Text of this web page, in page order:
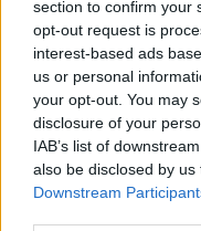
section to confirm your
opt-out request is
interest-based ads
us or personal
your opt-out. You may
disclosure of your
IAB’s list of
also be disclosed by
Downstream
Hajmási Péter